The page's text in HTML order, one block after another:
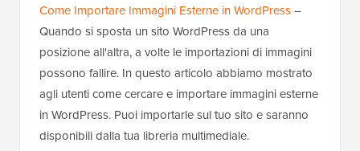
Come Importare Immagini Esterne in WordPress–
Quando si sposta un sito WordPress da una
posizione all'altra, a volte le importazioni di immagini
possono fallire. In questo articolo abbiamo mostrato
agli utenti come cercare e importare immagini esterne
in WordPress. Puoi importarle sul tuo sito e saranno
disponibili dalla tua libreria multimediale.